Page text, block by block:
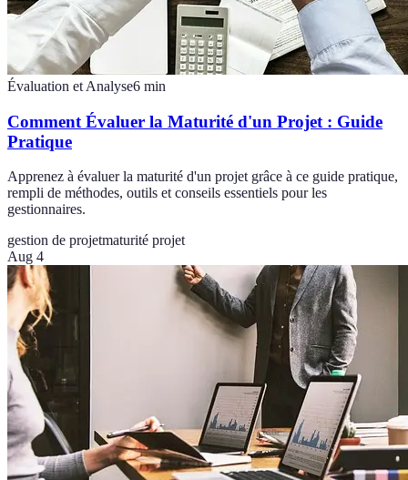
Évaluation et Analyse6 min
Comment Évaluer la Maturité d'un Projet : Guide
Pratique
Apprenez à évaluer la maturité d'un projet grâce à ce guide pratique,
rempli de méthodes, outils et conseils essentiels pour les
gestionnaires.
gestion de projetmaturité projet
Aug 4